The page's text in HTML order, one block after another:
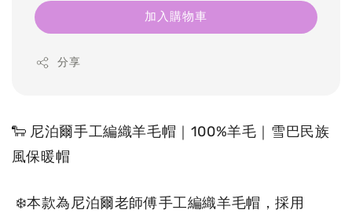
加入購物車
分享
🐑 尼泊爾手工編織羊毛帽｜100%羊毛｜雪巴民族
風保暖帽
❄️本款為尼泊爾老師傅手工編織羊毛帽，採用